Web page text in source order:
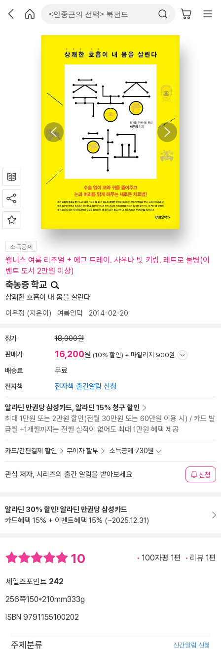
소득공제
웰니스 여름 리추얼 + 에그 트레이. 사우나 빗 키링. 레트로 물병(이
벤트 도서 2만원 이상)
축농증 학교
상쾌한 호흡이 내 몸을 살린다
이우정 (지은이) 여름언덕 2014-02-20
정가 18,000원
판매가 16,200원 (10% 할인) + 마일리지 900원
배송료 무료
전자책 전자책 출간알림 신청
알라딘 만권당 삼성카드, 알라딘 15% 청구 할인
최대 1만원 또는 2만원 할인(전월 30만원 또는 60만원 이용 시) / 카드 발
급월 +1개월까지는 전월 실적이 없어도 최대 1만원 혜택 제공
카드/간편결제 할인 무이자 할부 소득공제 730원
관심 저자, 시리즈의 출간 알림을 받아보세요 신청
알라딘 30% 할인! 알라딘 만권당 삼성카드
카드혜택 15% + 이벤트혜택 15% (~2025.12.31)
10 100자평 1편 리뷰 1편
세일즈포인트 242
256쪽150*210mm333g
ISBN 9791155100202
주제분류 신간알림 신청